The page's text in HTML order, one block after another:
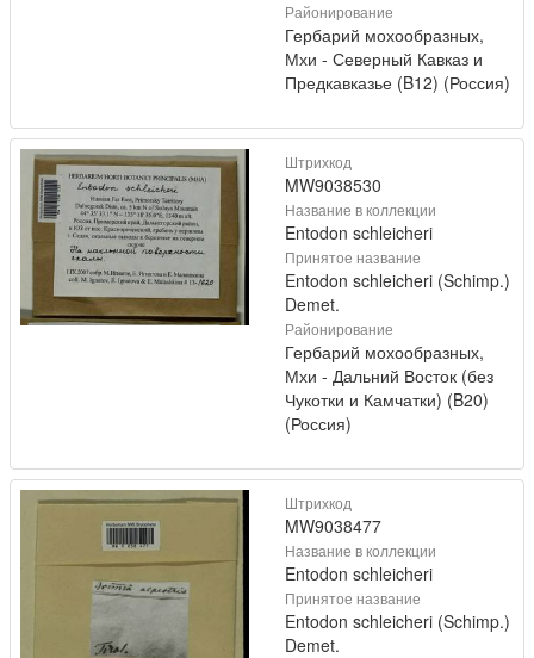
Районирование
Гербарий мохообразных,
Мхи - Северный Кавказ и
Предкавказье (B12) (Россия)
Штрихкод
MW9038530
Название в коллекции
Entodon schleicheri
Принятое название
Entodon schleicheri (Schimp.)
Demet.
Районирование
Гербарий мохообразных,
Мхи - Дальний Восток (без
Чукотки и Камчатки) (B20)
(Россия)
Штрихкод
MW9038477
Название в коллекции
Entodon schleicheri
Принятое название
Entodon schleicheri (Schimp.)
Demet.